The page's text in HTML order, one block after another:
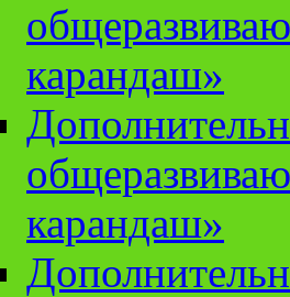
карандаш»
карандаш»